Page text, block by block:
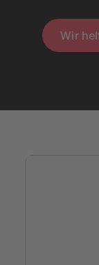
Wir